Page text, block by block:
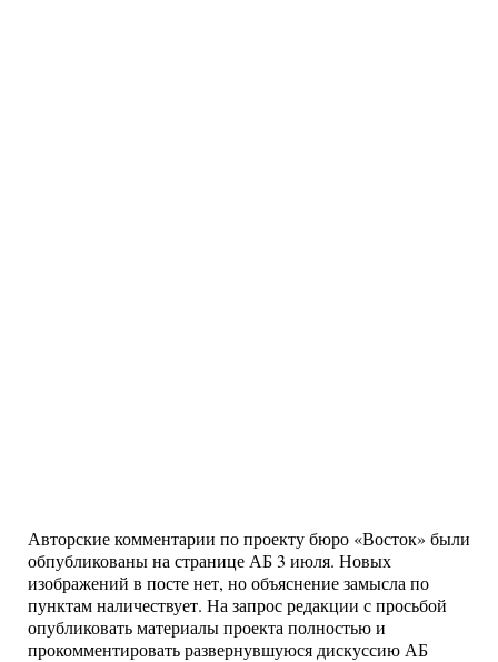
Авторские комментарии по проекту бюро «Восток» были
обпубликованы на странице АБ 3 июля. Новых
изображений в посте нет, но объяснение замысла по
пунктам наличествует. На запрос редакции с просьбой
опубликовать материалы проекта полностью и
прокомментировать развернувшуюся дискуссию АБ